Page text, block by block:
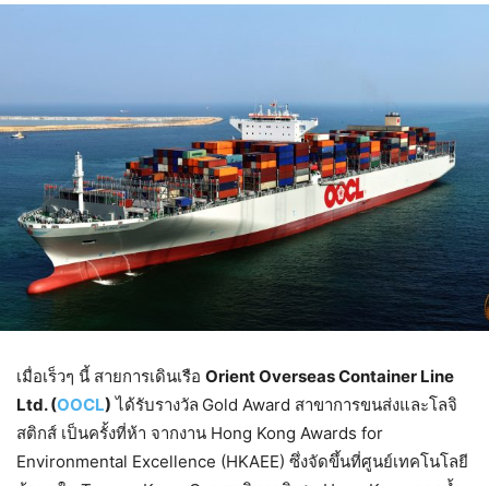
เมื่อเร็วๆ นี้ สายการเดินเรือ Orient Overseas Container Line
Ltd. (OOCL) ได้รับรางวัล Gold Award สาขาการขนส่งและโลจิ
สติกส์ เป็นครั้งที่ห้า จากงาน Hong Kong Awards for
Environmental Excellence (HKAEE) ซึ่งจัดขึ้นที่ศูนย์เทคโนโลยี